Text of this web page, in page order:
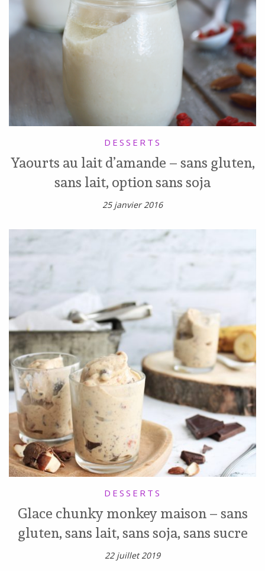
DESSERTS
Yaourts au lait d’amande – sans gluten,
sans lait, option sans soja
25 janvier 2016
DESSERTS
Glace chunky monkey maison – sans
gluten, sans lait, sans soja, sans sucre
22 juillet 2019